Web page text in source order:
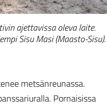
ajettavissa oleva laite.
Sisu Masi (Maasto-Sisu).
metsänreunassa.
Pornaisissa